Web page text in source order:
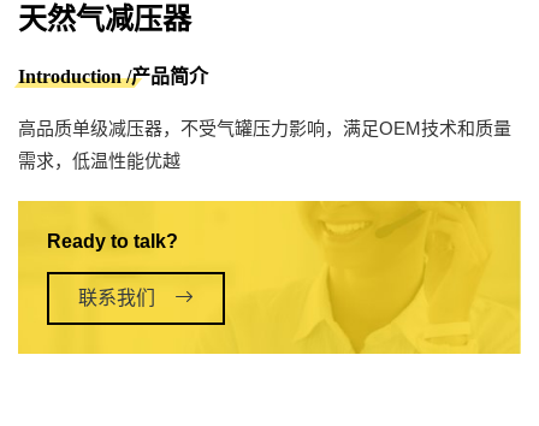
天然气减压器
Introduction /产品简介
高品质单级减压器，不受气罐压力影响，满足OEM技术和质量
需求，低温性能优越
Ready to talk?
联系我们